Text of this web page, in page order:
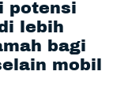
potensi
lebih
bagi
mobil